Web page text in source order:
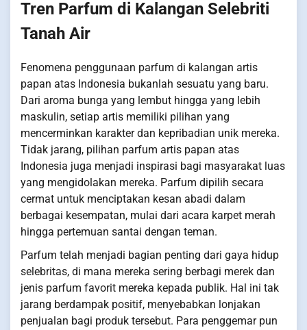
Tren Parfum di Kalangan Selebriti
Tanah Air
Fenomena penggunaan parfum di kalangan artis
papan atas Indonesia bukanlah sesuatu yang baru.
Dari aroma bunga yang lembut hingga yang lebih
maskulin, setiap artis memiliki pilihan yang
mencerminkan karakter dan kepribadian unik mereka.
Tidak jarang, pilihan parfum artis papan atas
Indonesia juga menjadi inspirasi bagi masyarakat luas
yang mengidolakan mereka. Parfum dipilih secara
cermat untuk menciptakan kesan abadi dalam
berbagai kesempatan, mulai dari acara karpet merah
hingga pertemuan santai dengan teman.
Parfum telah menjadi bagian penting dari gaya hidup
selebritas, di mana mereka sering berbagi merek dan
jenis parfum favorit mereka kepada publik. Hal ini tak
jarang berdampak positif, menyebabkan lonjakan
penjualan bagi produk tersebut. Para penggemar pun